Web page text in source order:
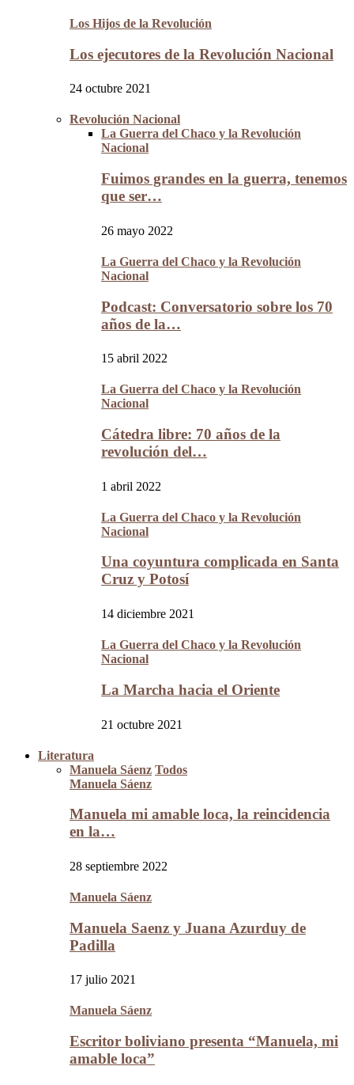
Los Hijos de la Revolución
Los ejecutores de la Revolución Nacional
24 octubre 2021
Revolución Nacional
La Guerra del Chaco y la Revolución
Nacional
Fuimos grandes en la guerra, tenemos
que ser…
26 mayo 2022
La Guerra del Chaco y la Revolución
Nacional
Podcast: Conversatorio sobre los 70
años de la…
15 abril 2022
La Guerra del Chaco y la Revolución
Nacional
Cátedra libre: 70 años de la
revolución del…
1 abril 2022
La Guerra del Chaco y la Revolución
Nacional
Una coyuntura complicada en Santa
Cruz y Potosí
14 diciembre 2021
La Guerra del Chaco y la Revolución
Nacional
La Marcha hacia el Oriente
21 octubre 2021
Literatura
Manuela Sáenz Todos
Manuela Sáenz
Manuela mi amable loca, la reincidencia
en la…
28 septiembre 2022
Manuela Sáenz
Manuela Saenz y Juana Azurduy de
Padilla
17 julio 2021
Manuela Sáenz
Escritor boliviano presenta “Manuela, mi
amable loca”